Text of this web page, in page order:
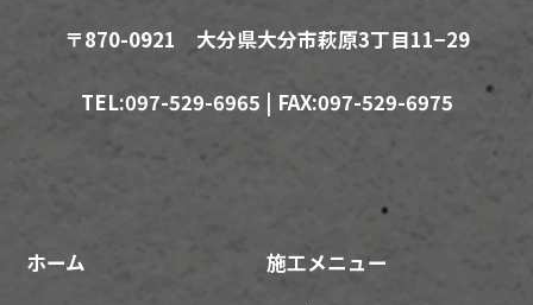
〒870-0921 大分県大分市萩原3丁目11−29
TEL:097-529-6965 | FAX:097-529-6975
ホーム 施工メニュー